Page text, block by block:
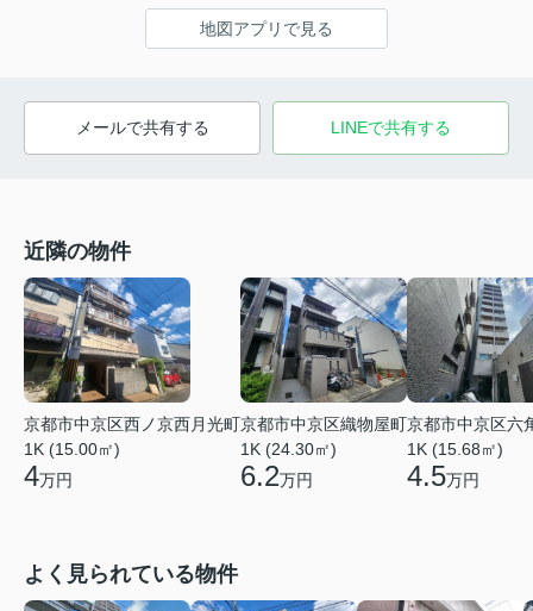
地図アプリで見る
メールで共有する LINEで共有する
近隣の物件
京都市中京区西ノ京西月光町
1K (15.00㎡)
4万円
京都市中京区織物屋町
1K (24.30㎡)
6.2万円
京都市中京区六
1K (15.68㎡)
4.5万円
よく見られている物件